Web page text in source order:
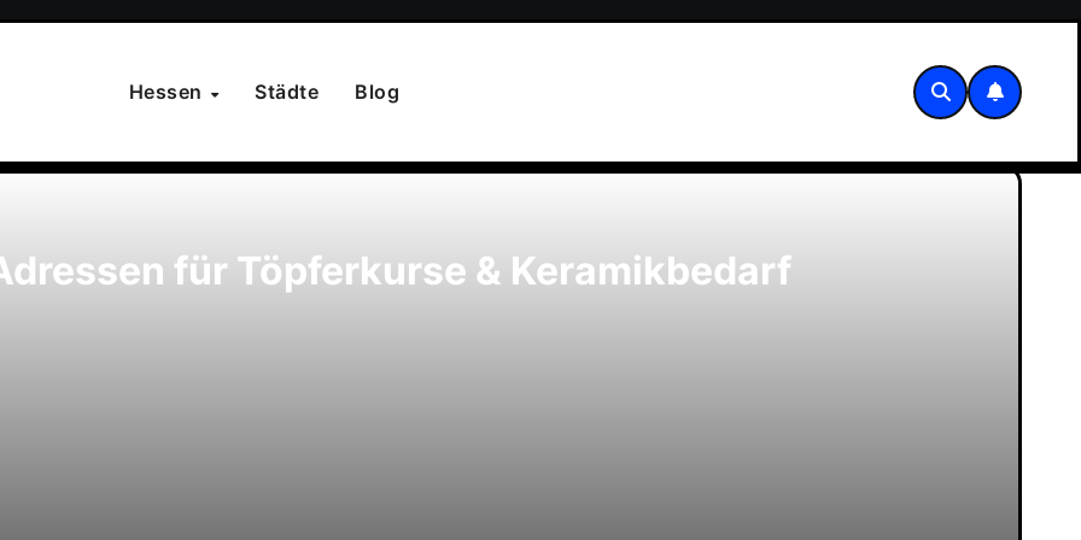
Hessen Städte Blog
für Töpferkurse & Keramikbedarf